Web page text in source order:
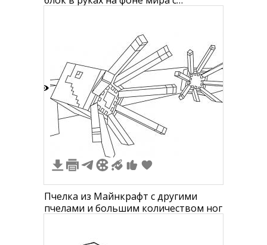
Пчелка из Майнкрафт с другими
пчелами и большим количеством ног